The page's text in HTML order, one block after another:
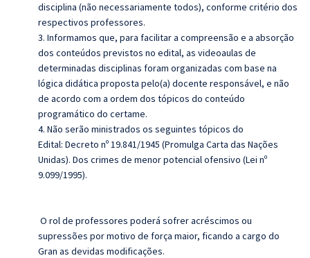
disciplina (não necessariamente todos), conforme critério dos
respectivos professores.
3. Informamos que, para facilitar a compreensão e a absorção
dos conteúdos previstos no edital, as videoaulas de
determinadas disciplinas foram organizadas com base na
lógica didática proposta pelo(a) docente responsável, e não
de acordo com a ordem dos tópicos do conteúdo
programático do certame.
4. Não serão ministrados os seguintes tópicos do
Edital: Decreto nº 19.841/1945 (Promulga Carta das Nações
Unidas). Dos crimes de menor potencial ofensivo (Lei nº
9.099/1995).
O rol de professores poderá sofrer acréscimos ou
supressões por motivo de força maior, ficando a cargo do
Gran as devidas modificações.